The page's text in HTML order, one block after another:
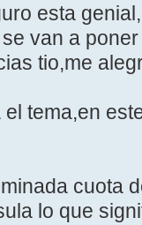
esta
van a
tio,me
tema,en
cuota
lo que